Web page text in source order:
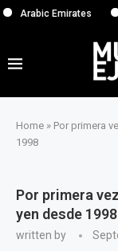
Emirates
Home » Por primera
1998
Por primera
yen desde 1998
written by